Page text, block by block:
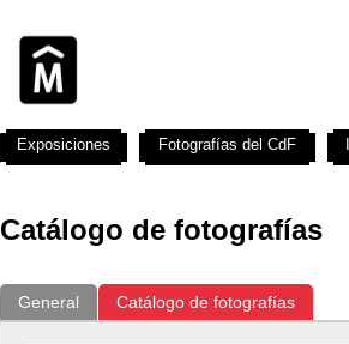
Catálogo de fotografías
General Catálogo de fotografías
Exposiciones Fotografías del CdF